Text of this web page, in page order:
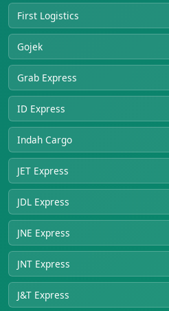
First Logistics
Gojek
Grab Express
ID Express
Indah Cargo
JET Express
JDL Express
JNE Express
JNT Express
J&T Express